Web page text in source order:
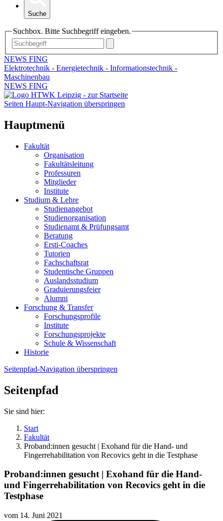
Suche
Suchbox. Bitte Suchbegriff eingeben.
NEWS FING
Elektrotechnik - Energietechnik - Informationstechnik -
Maschinenbau
NEWS FING
Seiten Haupt-Navigation überspringen
Hauptmenü
Fakultät
Organisation
Fakultätsleitung
Professuren
Mitglieder
Institute
Studium & Lehre
Studienangebot
Studienorganisation
Studienamt & Prüfungsamt
Beratung
Ersti-Coaches
Tutorien
Fachschaftsrat
Studentische Gruppen
Auslandsstudium
Graduierungsfeier
Alumni
Forschung & Transfer
Forschungsprofile
Institute
Forschungsprojekte
Schule & Wissenschaft
Historie
Seitenpfad-Navigation überspringen
Seitenpfad
Sie sind hier:
Start
Fakultät
Proband:innen gesucht | Exohand für die Hand- und
Fingerrehabilitation von Recovics geht in die Testphase
Proband:innen gesucht | Exohand für die Hand-
und Fingerrehabilitation von Recovics geht in die
Testphase
vom 14. Juni 2021